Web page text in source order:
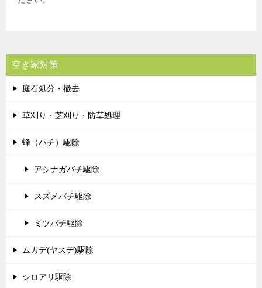
空き家対策
庭石処分・撤去
草刈り・芝刈り・防草処理
蜂（ハチ）駆除
アシナガバチ駆除
スズメバチ駆除
ミツバチ駆除
ムカデ(ヤスデ)駆除
シロアリ駆除